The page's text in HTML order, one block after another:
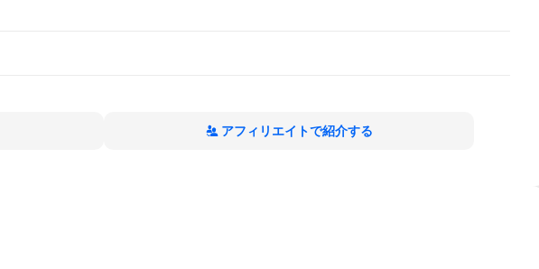
アフィリエイトで紹介する